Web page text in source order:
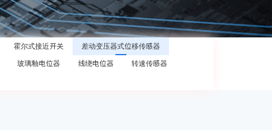
霍尔式接近开关
差动变压器式位移传感器
玻璃釉电位器 线绕电位器
转速传感器